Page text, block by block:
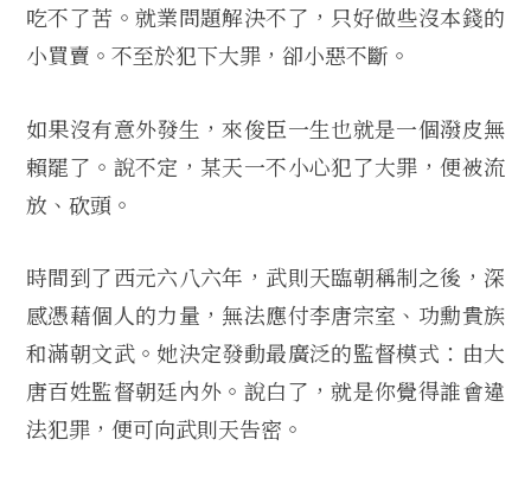
吃不了苦。就業問題解決不了，只好做些沒本錢的
小買賣。不至於犯下大罪，卻小惡不斷。
如果沒有意外發生，來俊臣一生也就是一個潑皮無
賴罷了。說不定，某天一不小心犯了大罪，便被流
放、砍頭。
時間到了西元六八六年，武則天臨朝稱制之後，深
感憑藉個人的力量，無法應付李唐宗室、功勳貴族
和滿朝文武。她決定發動最廣泛的監督模式：由大
唐百姓監督朝廷內外。說白了，就是你覺得誰會違
法犯罪，便可向武則天告密。